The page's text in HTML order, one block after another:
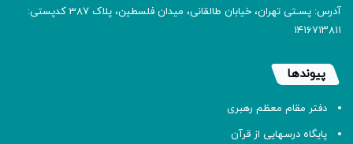
آدرس: پسـتی تهران، خیابان طالقانی، میدان فلسطین، پلاک 387 کدپستی:
۱۴۱۶۷۱۳۸۱۱
پیوندها
دفتر مقام معظم رهبری
پایگاه درسهایی از قرآن